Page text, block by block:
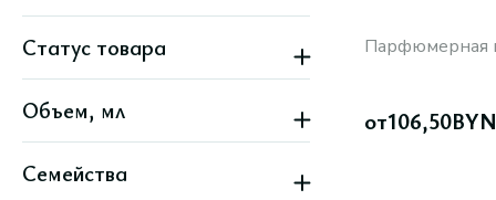
Статус товара
Новинка
Скидка
Объем, мл
Семейства
Парфюмерная
от106,50BYN